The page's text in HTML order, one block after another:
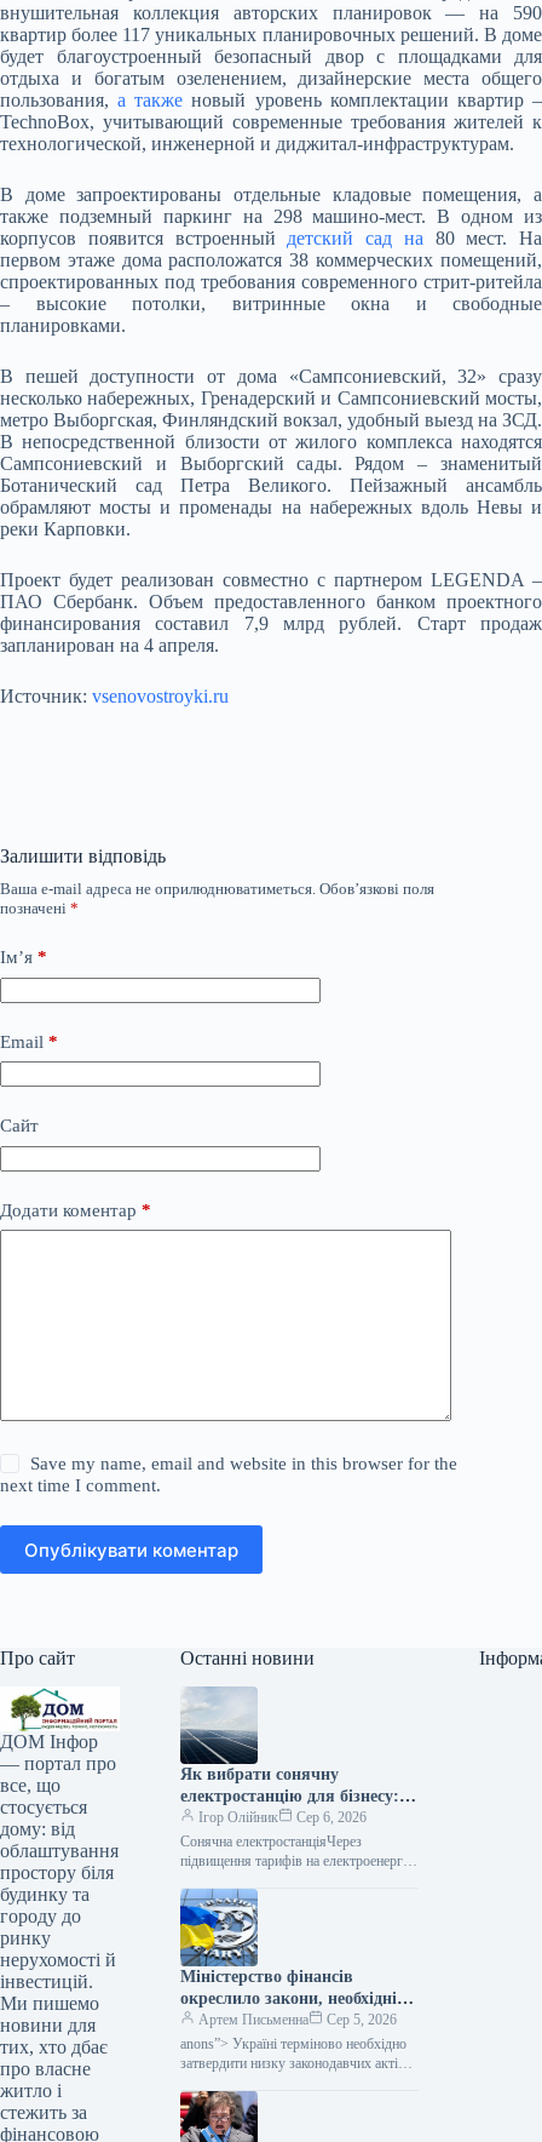
внушительная коллекция авторских планировок — на 590
квартир более 117 уникальных планировочных решений. В доме
будет благоустроенный безопасный двор с площадками для
отдыха и богатым озеленением, дизайнерские места общего
пользования,а также новый уровень комплектации квартир –
TechnoBoх, учитывающий современные требования жителей к
технологической, инженерной и диджитал-инфраструктурам.
В доме запроектированы отдельные кладовые помещения, а
также подземный паркинг на 298 машино-мест. В одном из
корпусов появится встроенный детский сад на 80 мест. На
первом этаже дома расположатся 38 коммерческих помещений,
спроектированных под требования современного стрит-ритейла
– высокие потолки, витринные окна и свободные
планировками.
В пешей доступности от дома «Сампсониевский, 32» сразу
несколько набережных, Гренадерский и Сампсониевский мосты,
метро Выборгская, Финляндский вокзал, удобный выезд на ЗСД.
В непосредственной близости от жилого комплекса находятся
Сампсониевский и Выборгский сады. Рядом – знаменитый
Ботанический сад Петра Великого. Пейзажный ансамбль
обрамляют мосты и променады на набережных вдоль Невы и
реки Карповки.
Проект будет реализован совместно с партнером LEGENDA –
ПАО Сбербанк. Объем предоставленного банком проектного
финансирования составил 7,9 млрд рублей. Старт продаж
запланирован на 4 апреля.
Источник: vsenovostroyki.ru
Залишити відповідь
Ваша e-mail адреса не оприлюднюватиметься. Обов’язкові поля
позначені *
Ім’я *
Email *
Сайт
Додати коментар *
Save my name, email and website in this browser for the
next time I comment.
Опублікувати коментар
Про сайт
ДОМ Інфор
— портал про
все, що
стосується
дому: від
облаштування
простору біля
будинку та
городу до
ринку
нерухомості й
інвестицій.
Ми пишемо
новини для
тих, хто дбає
про власне
житло і
стежить за
фінансовою
Останні новини
Як вибрати сонячну
електростанцію для бізнесу: 5
частіших помилок
Ігор Олійник
Сер 6, 2026
Сонячна електростанціяЧерез
підвищення тарифів на електроенергію
український бізнес все активніше
вкладає кошти у власні джерела
Міністерство фінансів
окреслило закони, необхідні
Україні для прогресу на
шляху до членства в
Європейському Союзі.
Артем Письменна
Сер 5, 2026
anons”> Україні терміново необхідно
затвердити низку законодавчих актів,
на шляху до інтеграції в Європейський
Союз. Про це…